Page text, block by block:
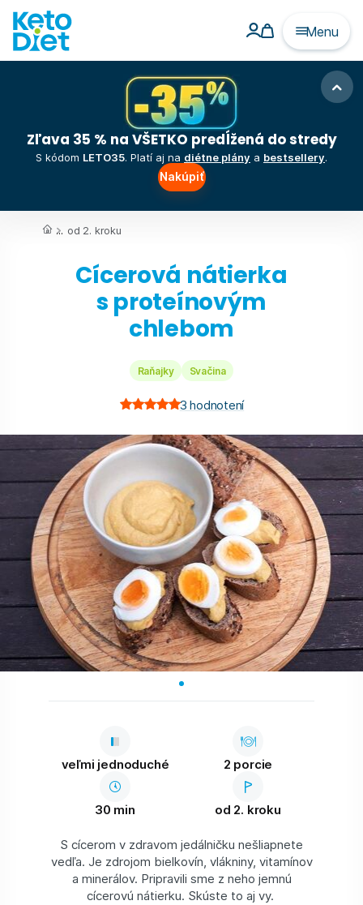
Menu
Zľava 35 % na VŠETKO predĺžená do stredy
S kódom LETO35. Platí aj na diétne plány a bestsellery.
Nakúpiť
... od 2. kroku
Cícerová nátierka
s proteínovým
chlebom
3 hodnotení
Raňajky Svačina
veľmi jednoduché 2 porcie
30 min od 2. kroku
S cícerom v zdravom jedálničku nešliapnete
vedľa. Je zdrojom bielkovín, vlákniny, vitamínov
a minerálov. Pripravili sme z neho jemnú
cícerovú nátierku. Skúste to aj vy.